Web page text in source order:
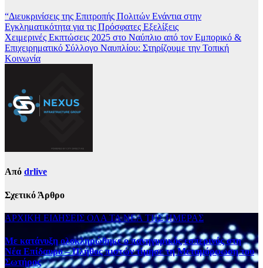
“Διευκρινίσεις της Επιτροπής Πολιτών Ενάντια στην
Εγκληματικότητα για τις Πρόσφατες Εξελίξεις
Χειμερινές Εκπτώσεις 2025 στο Ναύπλιο από τον Εμπορικό &
Επιχειρηματικό Σύλλογο Ναυπλίου: Στηρίζουμε την Τοπική
Κοινωνία
Από drlive
Σχετικό Άρθρο
ΑΡΧΙΚΗ ΕΙΔΗΣΕΙΣ ΟΛΑ ΤΑ ΝΕΑ ΤΗΣ ΗΜΕΡΑΣ
Με κατάνυξη ολοκληρώθηκε ο πανηγυρικός εσπερινός στη
Νέα Επίδαυρο – Πλήθος πιστών τίμησε τη Μεταμόρφωση του
Σωτήρος